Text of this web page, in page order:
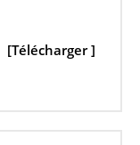
[Télécharger ]